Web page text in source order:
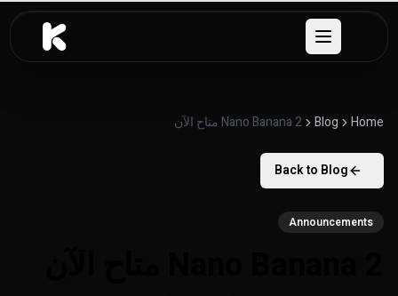
تخطَّ إلى المحتوى
Open menu
Home
Blog Nano Banana 2 متاح الآن
Back to Blog
Announcements